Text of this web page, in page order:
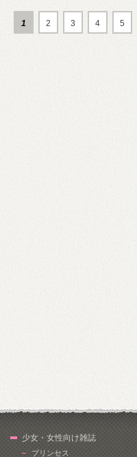
1 2 3 4 5
少女・女性向け雑誌
プリンセス